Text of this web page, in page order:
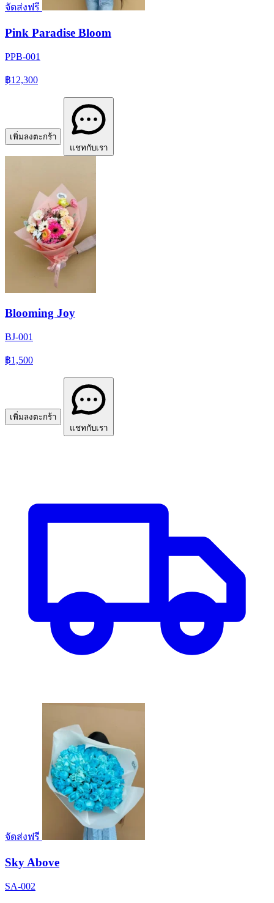
จัดส่งฟรี
Pink Paradise Bloom
PPB-001
฿12,300
เพิ่มลงตะกร้า
แชทกับเรา
Blooming Joy
BJ-001
฿1,500
เพิ่มลงตะกร้า
แชทกับเรา
จัดส่งฟรี
Sky Above
SA-002